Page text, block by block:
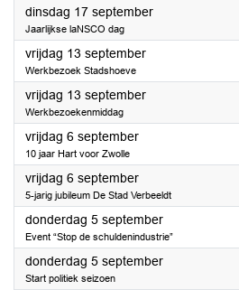
dinsdag 17 september2024
Jaarlijkse laNSCO dag
vrijdag 13 september2024
Werkbezoek Stadshoeve
vrijdag 13 september2024
Werkbezoekenmiddag
vrijdag 6 september2024
10 jaar Hart voor Zwolle
vrijdag 6 september2024
5-jarig jubileum De Stad Verbeeldt
donderdag 5 september2024
Event “Stop de schuldenindustrie”
donderdag 5 september2024
Start politiek seizoen